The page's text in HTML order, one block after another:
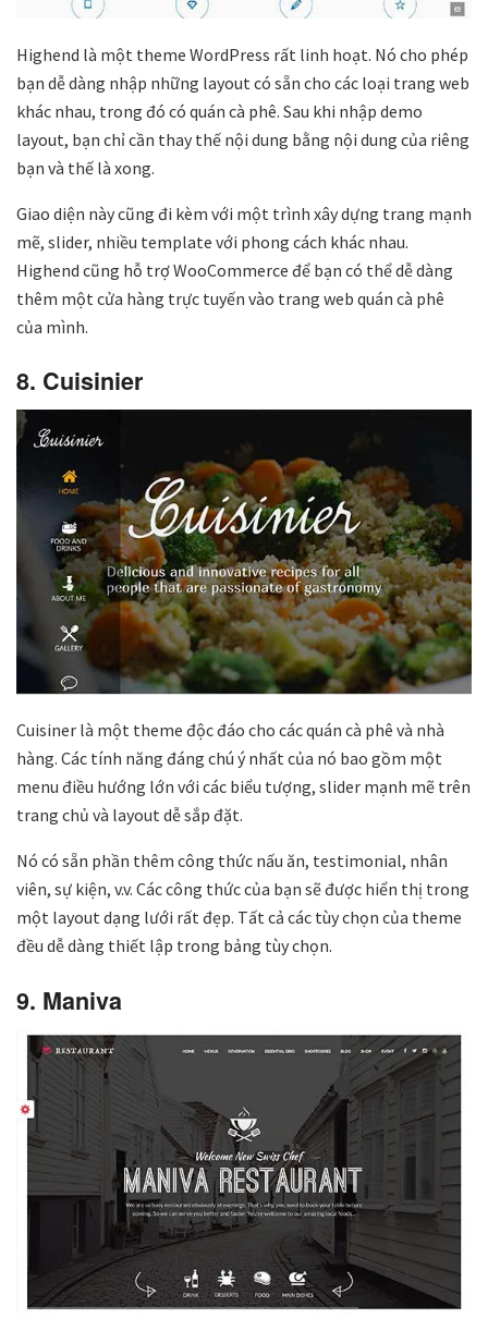
Highend là một theme WordPress rất linh hoạt. Nó cho phép
bạn dễ dàng nhập những layout có sẵn cho các loại trang web
khác nhau, trong đó có quán cà phê. Sau khi nhập demo
layout, bạn chỉ cần thay thế nội dung bằng nội dung của riêng
bạn và thế là xong.
Giao diện này cũng đi kèm với một trình xây dựng trang mạnh
mẽ, slider, nhiều template với phong cách khác nhau.
Highend cũng hỗ trợ WooCommerce để bạn có thể dễ dàng
thêm một cửa hàng trực tuyến vào trang web quán cà phê
của mình.
8. Cuisinier
Cuisiner là một theme độc đáo cho các quán cà phê và nhà
hàng. Các tính năng đáng chú ý nhất của nó bao gồm một
menu điều hướng lớn với các biểu tượng, slider mạnh mẽ trên
trang chủ và layout dễ sắp đặt.
Nó có sẵn phần thêm công thức nấu ăn, testimonial, nhân
viên, sự kiện, v.v. Các công thức của bạn sẽ được hiển thị trong
một layout dạng lưới rất đẹp. Tất cả các tùy chọn của theme
đều dễ dàng thiết lập trong bảng tùy chọn.
9. Maniva